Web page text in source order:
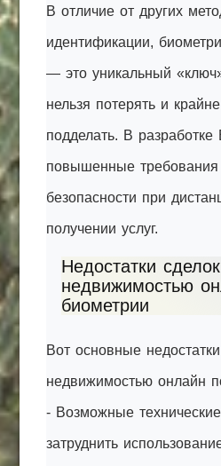
В отличие от других
идентификации,
— это уникальный
нельзя потерять и
подделать. В
повышенные требования
безопасности при
получении услуг.
Недостатки
недвижимостью
биометрии
Вот основные
недвижимостью онлайн
- Возможные
затруднить